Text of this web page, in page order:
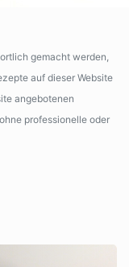
gemacht werden,
auf dieser Website
angebotenen
professionelle oder